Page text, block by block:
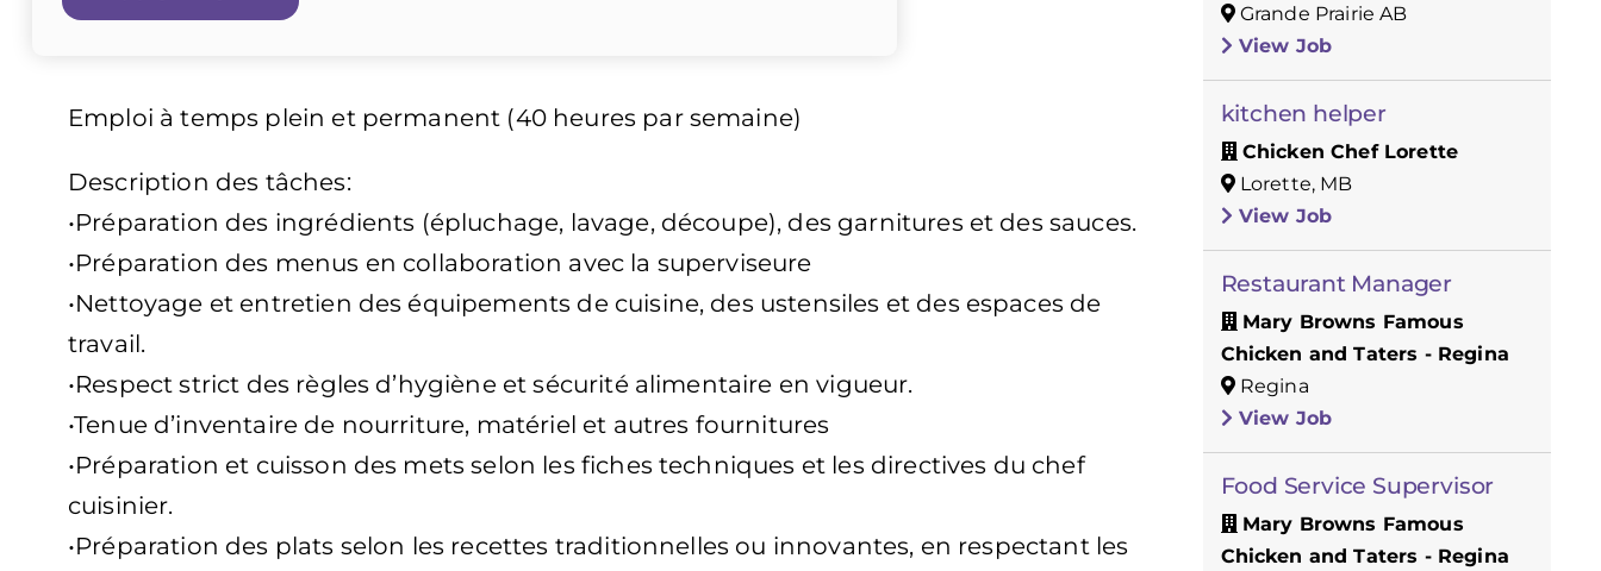
Emploi à temps plein et permanent (40 heures par semaine)
Description des tâches:
•Préparation des ingrédients (épluchage, lavage, découpe), des garnitures et des sauces.
•Préparation des menus en collaboration avec la superviseure
•Nettoyage et entretien des équipements de cuisine, des ustensiles et des espaces de
travail.
•Respect strict des règles d’hygiène et sécurité alimentaire en vigueur.
•Tenue d’inventaire de nourriture, matériel et autres fournitures
•Préparation et cuisson des mets selon les fiches techniques et les directives du chef
cuisinier.
•Préparation des plats selon les recettes traditionnelles ou innovantes, en respectant les
Grande Prairie AB
View Job
kitchen helper
Chicken Chef Lorette
Lorette, MB
View Job
Restaurant Manager
Mary Browns Famous
Chicken and Taters - Regina
Regina
View Job
Food Service Supervisor
Mary Browns Famous
Chicken and Taters - Regina